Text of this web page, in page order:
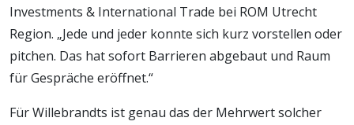
Investments & International Trade bei ROM Utrecht
Region. „Jede und jeder konnte sich kurz vorstellen oder
pitchen. Das hat sofort Barrieren abgebaut und Raum
für Gespräche eröffnet.“
Für Willebrandts ist genau das der Mehrwert solcher